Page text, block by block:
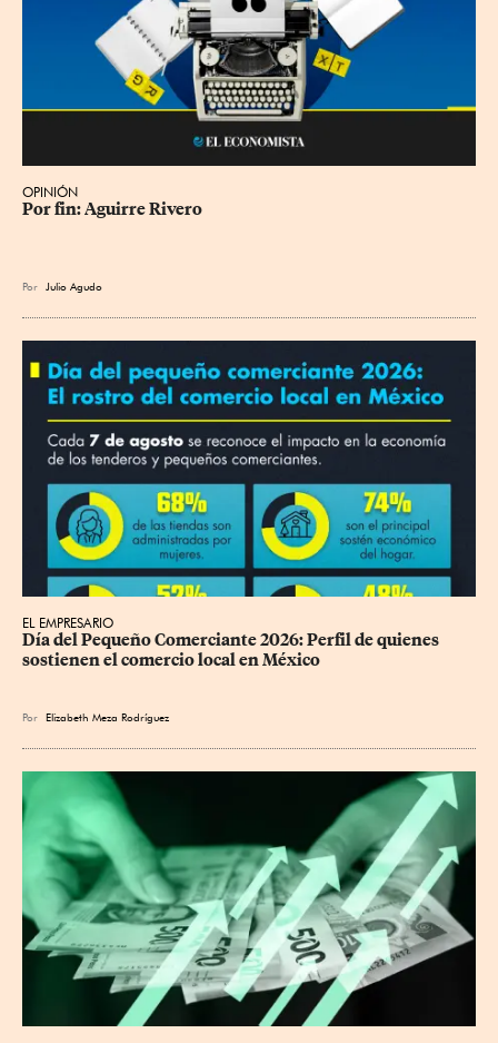
OPINIÓN
Por fin: Aguirre Rivero
Por Julio Agudo
EL EMPRESARIO
Día del Pequeño Comerciante 2026: Perfil de quienes
sostienen el comercio local en México
Por Elizabeth Meza Rodríguez